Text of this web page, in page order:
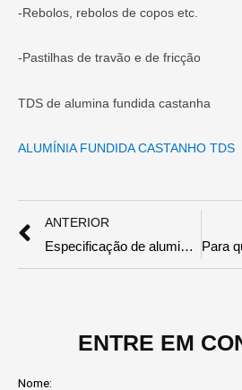
-Rebolos, rebolos de copos etc.
-Pastilhas de travão e de fricção
TDS de alumina fundida castanha
ALUMÍNIA FUNDIDA CASTANHO TDS
ANTERIOR
Especificação de alumina fundida castanha e ficha de dados de segurança (MSDS) de óxido de alumínio fundido castanho.
ENTRE EM
Nome: